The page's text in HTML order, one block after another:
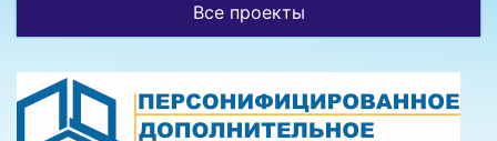
Все проекты